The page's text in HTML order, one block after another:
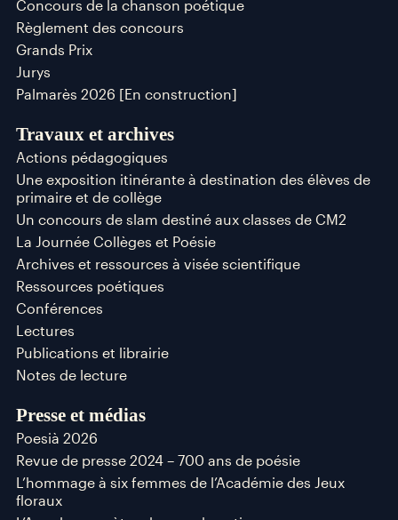
Concours de la chanson poétique
Règlement des concours
Grands Prix
Jurys
Palmarès 2026 [En construction]
Travaux et archives
Actions pédagogiques
Une exposition itinérante à destination des élèves de
primaire et de collège
Un concours de slam destiné aux classes de CM2
La Journée Collèges et Poésie
Archives et ressources à visée scientifique
Ressources poétiques
Conférences
Lectures
Publications et librairie
Notes de lecture
Presse et médias
Poesià 2026
Revue de presse 2024 – 700 ans de poésie
L’hommage à six femmes de l’Académie des Jeux
floraux